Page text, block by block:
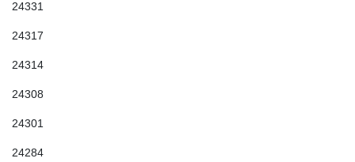
24331
24317
24314
24308
24301
24284